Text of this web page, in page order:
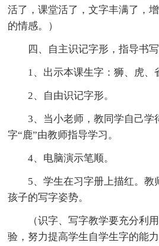
活了，课堂活了，文字丰满了，
的情感。）
四、自主识记字形，指导书写
1、出示本课生字：狮、虎、
2、自由识记字形。
3、当小老师，教同学自己学
字“鹿”由教师指导学习。
4、电脑演示笔顺。
5、学生在习字册上描红。教
孩子的写字姿势。
（识字、写字教学要充分利
验，努力提高学生自学生字的能